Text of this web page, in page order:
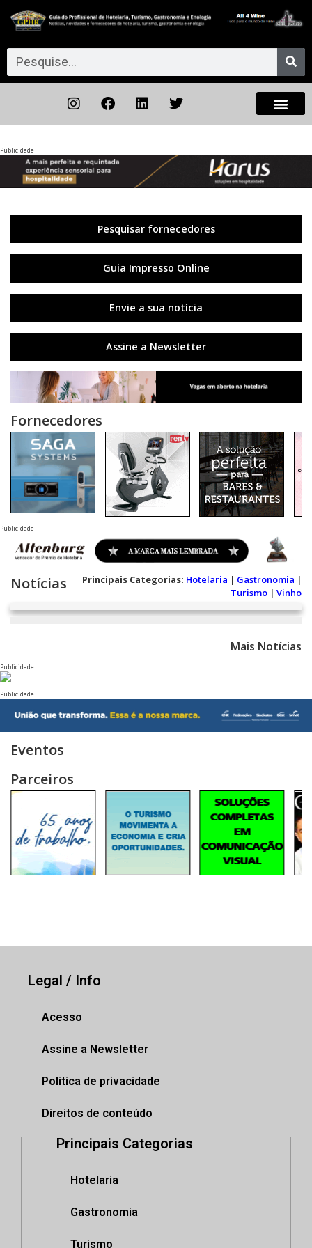
Publicidade
Pesquisar fornecedores
Guia Impresso Online
Envie a sua notícia
Assine a Newsletter
Fornecedores
Publicidade
Notícias Principais Categorias: Hotelaria | Gastronomia |
Turismo | Vinho
Mais Notícias
Publicidade
Publicidade
Eventos
Parceiros
Legal / Info
Acesso
Assine a Newsletter
Politica de privacidade
Direitos de conteúdo
Principais Categorias
Hotelaria
Gastronomia
Turismo